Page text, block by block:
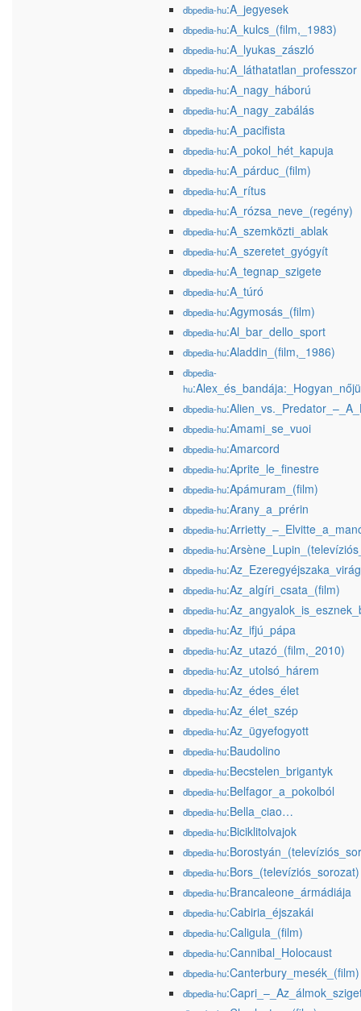
dbpedia-hu:A_jegyesek
dbpedia-hu:A_kulcs_(film,_1983)
dbpedia-hu:A_lyukas_zászló
dbpedia-hu:A_láthatatlan_professzor
dbpedia-hu:A_nagy_háború
dbpedia-hu:A_nagy_zabálás
dbpedia-hu:A_pacifista
dbpedia-hu:A_pokol_hét_kapuja
dbpedia-hu:A_párduc_(film)
dbpedia-hu:A_rítus
dbpedia-hu:A_rózsa_neve_(regény)
dbpedia-hu:A_szemközti_ablak
dbpedia-hu:A_szeretet_gyógyít
dbpedia-hu:A_tegnap_szigete
dbpedia-hu:A_túró
dbpedia-hu:Agymosás_(film)
dbpedia-hu:Al_bar_dello_sport
dbpedia-hu:Aladdin_(film,_1986)
dbpedia-
hu
dbpedia-hu
dbpedia-hu:Amami_se_vuoi
dbpedia-hu:Amarcord
dbpedia-hu:Aprite_le_finestre
dbpedia-hu:Apámuram_(film)
dbpedia-hu:Arany_a_prérin
dbpedia-hu
dbpedia-hu
dbpedia-hu
dbpedia-hu:Az_algíri_csata_(film)
dbpedia-hu
dbpedia-hu:Az_ifjú_pápa
dbpedia-hu:Az_utazó_(film,_2010)
dbpedia-hu:Az_utolsó_hárem
dbpedia-hu:Az_édes_élet
dbpedia-hu:Az_élet_szép
dbpedia-hu:Az_ügyefogyott
dbpedia-hu:Baudolino
dbpedia-hu:Becstelen_brigantyk
dbpedia-hu:Belfagor_a_pokolból
dbpedia-hu:Bella_ciao…
dbpedia-hu:Biciklitolvajok
dbpedia-hu
dbpedia-hu:Bors_(televíziós_sorozat)
dbpedia-hu:Brancaleone_ármádiája
dbpedia-hu:Cabiria_éjszakái
dbpedia-hu:Caligula_(film)
dbpedia-hu:Cannibal_Holocaust
dbpedia-hu:Canterbury_mesék_(film)
dbpedia-hu